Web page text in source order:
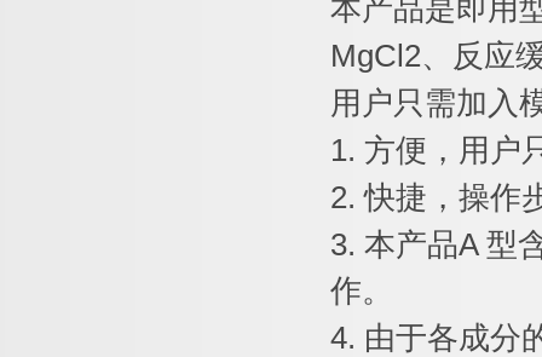
本产品是即用
MgCl2、反应
用户只需加入
1. 方便，用户
2.快捷，操作
3. 本产品A 型
作。
4. 由于各成分